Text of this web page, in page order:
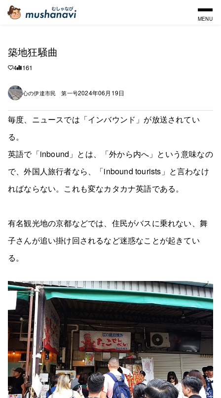
MENU
築地狂騒曲
4 161
心の伊達市民 第一号2024年06月19日
毎度、ニュースでは「インバウンド」が放送されてい
る。
英語で「inbound」とは、「外から内へ」という意味なの
で、外国人旅行者なら、「inbound tourists」と言わなけ
ればならない。これも変なカタカナ英語である。
有名観光地の京都などでは、住民がバスに乗れない、舞
子さんが追い掛け回されるなど迷惑なことが起きてい
る。